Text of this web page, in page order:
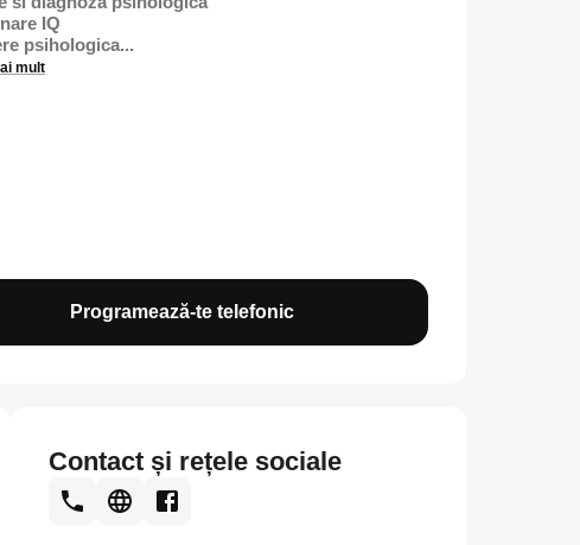
IQ
psihologica...
mult
Programează-te telefonic
Contact și rețele sociale